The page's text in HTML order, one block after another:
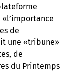
de
une «tribune»
de
du Printemps